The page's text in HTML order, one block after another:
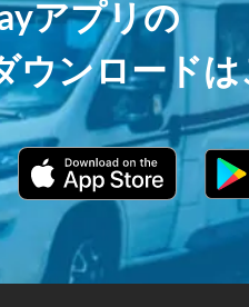
アプリの
ウンロード